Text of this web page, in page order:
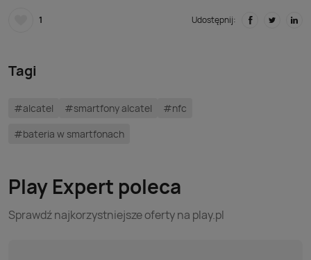
1 Udostępnij:
Tagi
#alcatel #smartfony alcatel
#nfc
#bateria w smartfonach
Play Expert poleca
Sprawdź najkorzystniejsze oferty na play.pl